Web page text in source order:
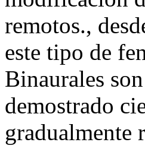
remotos.,
este tipo de
Binaurales
demostrado
gradualmente